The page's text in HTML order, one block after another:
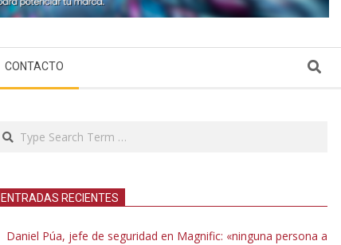
CONTACTO Search
Search
ENTRADAS RECIENTES
Daniel Púa, jefe de seguridad en Magnific: «ninguna persona a